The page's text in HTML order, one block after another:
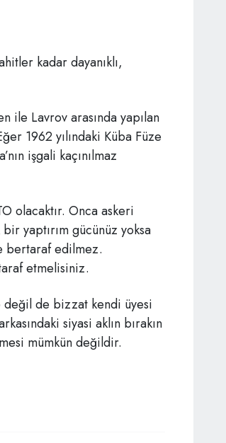
kadar dayanıklı,
ile Lavrov arasında yapılan
1962 yılındaki Küba Füze
işgali kaçınılmaz
olacaktır. Onca askeri
yaptırım gücünüz yoksa
bertaraf edilmez.
etmelisiniz.
değil de bizzat kendi üyesi
siyasi aklın bırakın
mümkün değildir.